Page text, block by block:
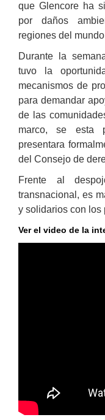
que Glencore ha
por daños
regiones del
Durante la
tuvo la
mecanismos de
para demandar
de las
marco, se esta
presentara
del Consejo de
Frente al
transnacional, es
y solidarios con los
Ver el video de la